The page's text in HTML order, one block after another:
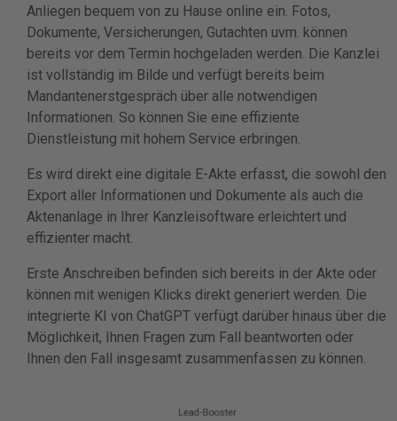
Anliegen bequem von zu Hause online ein. Fotos,
Dokumente, Versicherungen, Gutachten uvm. können
bereits vor dem Termin hochgeladen werden. Die Kanzlei
ist vollständig im Bilde und verfügt bereits beim
Mandantenerstgespräch über alle notwendigen
Informationen. So können Sie eine effiziente
Dienstleistung mit hohem Service erbringen.
Es wird direkt eine digitale E-Akte erfasst, die sowohl den
Export aller Informationen und Dokumente als auch die
Aktenanlage in Ihrer Kanzleisoftware erleichtert und
effizienter macht.
Erste Anschreiben befinden sich bereits in der Akte oder
können mit wenigen Klicks direkt generiert werden. Die
integrierte KI von ChatGPT verfügt darüber hinaus über die
Möglichkeit, Ihnen Fragen zum Fall beantworten oder
Ihnen den Fall insgesamt zusammenfassen zu können